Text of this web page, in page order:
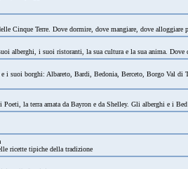
Cinque Terre. Dove dormire, dove mangiare, dove alloggiare
alberghi, i suoi ristoranti, la sua cultura e la sua anima.
e i suoi borghi: Albareto, Bardi, Bedonia, Berceto, Borgo Val
la terra amata da Bayron e da Shelley. Gli alberghi e i
ricette tipiche della tradizione